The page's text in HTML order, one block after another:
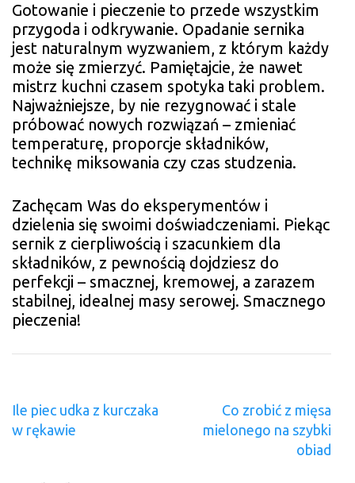
Gotowanie i pieczenie to przede wszystkim
przygoda i odkrywanie. Opadanie sernika
jest naturalnym wyzwaniem, z którym każdy
może się zmierzyć. Pamiętajcie, że nawet
mistrz kuchni czasem spotyka taki problem.
Najważniejsze, by nie rezygnować i stale
próbować nowych rozwiązań – zmieniać
temperaturę, proporcje składników,
technikę miksowania czy czas studzenia.
Zachęcam Was do eksperymentów i
dzielenia się swoimi doświadczeniami. Piekąc
sernik z cierpliwością i szacunkiem dla
składników, z pewnością dojdziesz do
perfekcji – smacznej, kremowej, a zarazem
stabilnej, idealnej masy serowej. Smacznego
pieczenia!
Nawigacja
wpisu
Ile piec udka z kurczaka
w rękawie
Co zrobić z mięsa
mielonego na szybki
obiad